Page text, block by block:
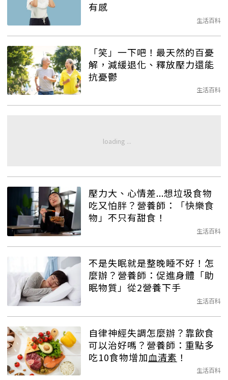
有感
生活百科
「笑」一下吧！最天然的百憂
解，減緩退化、釋放壓力還能
抗憂鬱
生活百科
壓力大、心情差...想垃圾食物
吃又怕胖？營養師：「快樂食
物」不只有甜食！
生活百科
不是失眠就是整晚睡不好！怎
麼辦？營養師：促進身體「助
眠物質」從2營養下手
生活百科
自律神經失調怎麼辦？靠飲食
可以治好嗎？營養師：重點多
吃10食物增加血清素 ！
生活百科